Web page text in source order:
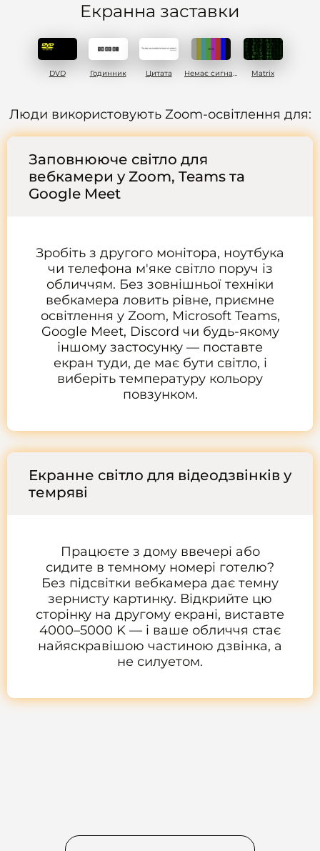
Eкранна заставки
DVD Годинник Цитата Немає сигналу Matrix
Люди використовують Zoom-освітлення для:
Заповнююче світло для
вебкамери у Zoom, Teams та
Google Meet
Зробіть з другого монітора, ноутбука
чи телефона м'яке світло поруч із
обличчям. Без зовнішньої техніки
вебкамера ловить рівне, приємне
освітлення у Zoom, Microsoft Teams,
Google Meet, Discord чи будь-якому
іншому застосунку — поставте
екран туди, де має бути світло, і
виберіть температуру кольору
повзунком.
Екранне світло для відеодзвінків у
темряві
Працюєте з дому ввечері або
сидите в темному номері готелю?
Без підсвітки вебкамера дає темну
зернисту картинку. Відкрийте цю
сторінку на другому екрані, виставте
4000–5000 K — і ваше обличчя стає
найяскравішою частиною дзвінка, а
не силуетом.